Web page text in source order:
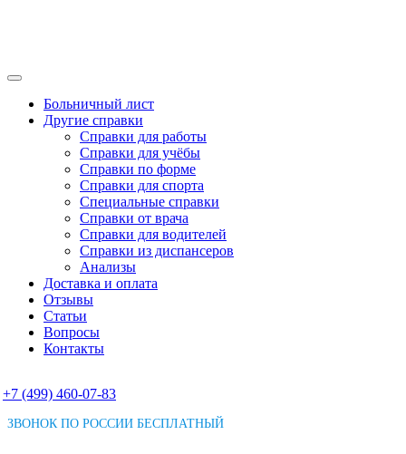
Больничный лист
Другие справки
Справки для работы
Справки для учёбы
Справки по форме
Справки для спорта
Специальные справки
Справки от врача
Справки для водителей
Справки из диспансеров
Анализы
Доставка и оплата
Отзывы
Статьи
Вопросы
Контакты
+7 (499) 460-07-83
ЗВОНОК ПО РОССИИ БЕСПЛАТНЫЙ